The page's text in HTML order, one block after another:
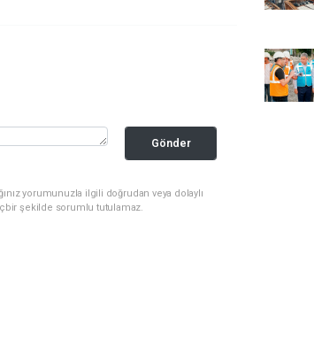
Gönder
yorumunuzla ilgili doğrudan veya dolaylı
şekilde sorumlu tutulamaz.